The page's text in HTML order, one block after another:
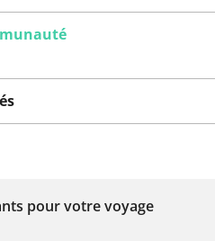
sur
pour votre voyage